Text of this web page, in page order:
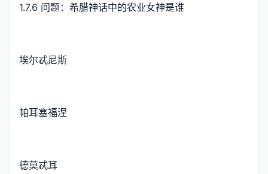
1.7.6 问题：希腊神话中的农业女神是谁
埃尔忒尼斯
帕耳塞福涅
德莫忒耳